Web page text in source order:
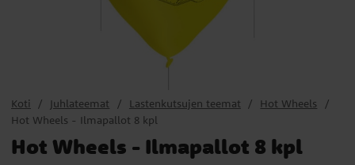
Koti Juhlateemat Lastenkutsujen teemat
Hot Wheels
Hot Wheels - Ilmapallot 8 kpl
Hot Wheels - Ilmapallot 8 kpl